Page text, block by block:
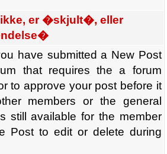
er �skjult�, eller
have submitted a New Post
that requires the a forum
to approve your post before it
members or the general
still available for the member
Post to edit or delete during